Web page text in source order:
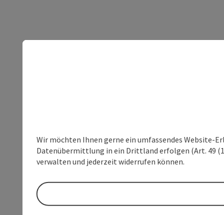
Wir möchten Ihnen gerne ein umfassendes Website-
Datenübermittlung in ein Drittland erfolgen (Art. 49
verwalten und jederzeit widerrufen können.